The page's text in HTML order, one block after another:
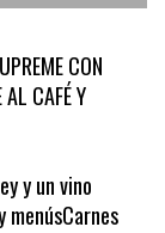
CON
AL CAFÉ Y
y un vino
menúsCarnes